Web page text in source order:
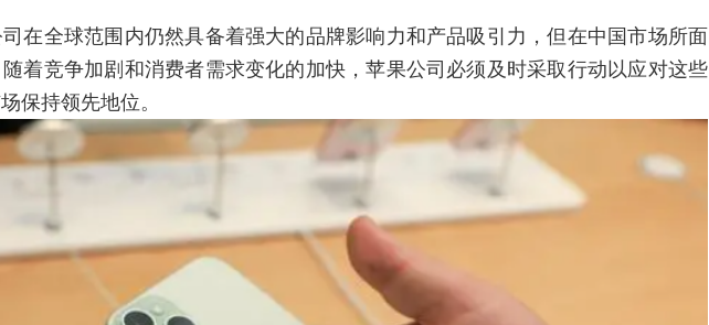
在全球范围内仍然具备着强大的品牌影响力和产品吸引力，但在中国市场所面
着竞争加剧和消费者需求变化的加快，苹果公司必须及时采取行动以应对这些
保持领先地位。